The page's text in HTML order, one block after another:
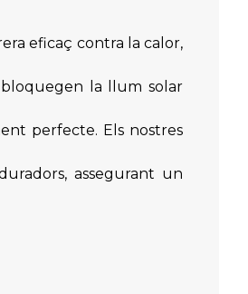
eficaç contra la calor,
la llum solar
perfecte. Els nostres
assegurant un